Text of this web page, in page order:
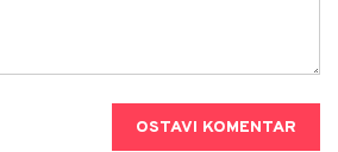
OSTAVI KOMENTAR